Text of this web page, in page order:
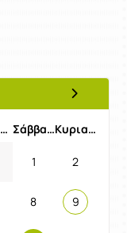
Επόμενος
Παρασκευή Σάββατο Κυριακή
1 2
8 9